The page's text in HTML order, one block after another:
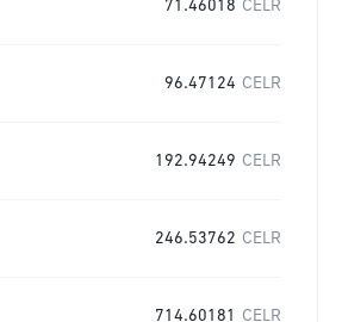
71.46018 CELR
96.47124 CELR
192.94249 CELR
246.53762 CELR
714.60181 CELR